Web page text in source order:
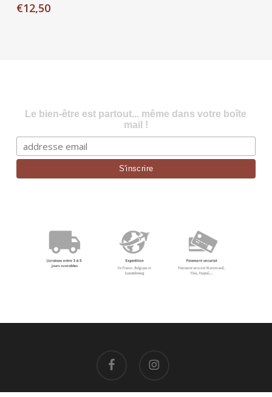
€12,50
Le bien-être est partout... même dans votre boîte
mail !